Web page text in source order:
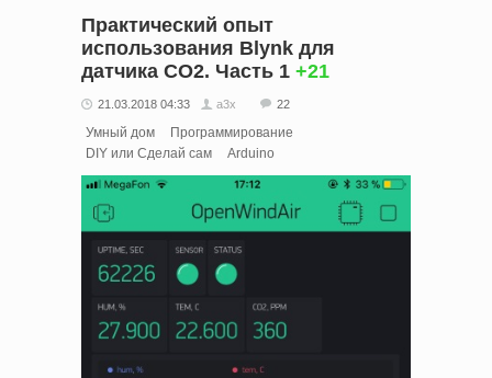
Практический опыт
использования Blynk для
датчика СО2. Часть 1 +21
21.03.2018 04:33 a3x 22
Умный дом
Программирование
DIY или Сделай сам
Arduino